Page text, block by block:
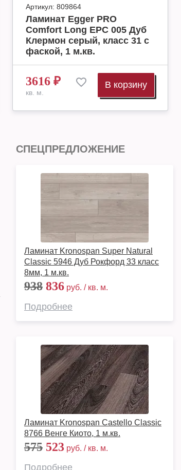
Артикул: 809864
Ламинат Egger PRO
Comfort Long EPC 005 Дуб
Клермон серый, класс 31 с
фаской, 1 м.кв.
3616 ₽
кв. м.
В корзину
СПЕЦПРЕДЛОЖЕНИЕ
Ламинат Kronospan Super Natural
Classic 5946 Дуб Рокфорд 33 класс
8мм, 1 м.кв.
938 836 руб. / кв. м.
Подробнее
Ламинат Kronospan Castello Classic
8766 Венге Киото, 1 м.кв.
575 523 руб. / кв. м.
Подробнее